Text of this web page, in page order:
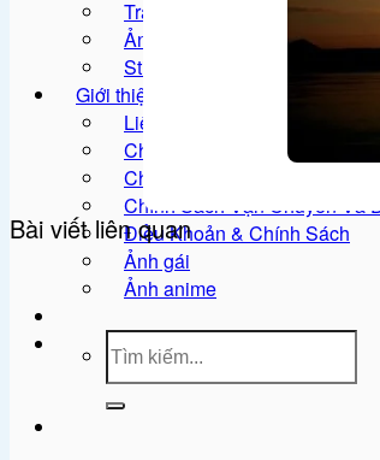
Tranh vẽ
Ảnh meme
Sticker
Giới thiệu
Liên hệ
Chính Sách Bảo Mật
Chính Sách Đổi Trả
Chính Sách Vận Chuyển Và
Điều Khoản & Chính Sách
Ảnh gái
Ảnh anime
Tìm
kiếm:
Bài viết liên quan